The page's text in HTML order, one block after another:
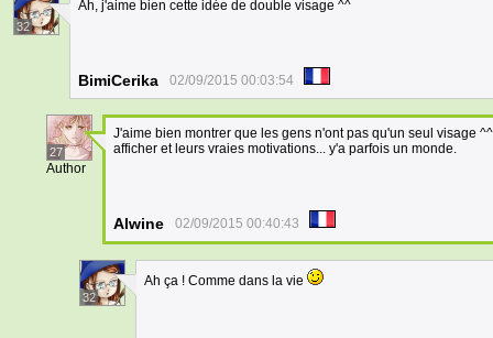
32
Ah, j'aime bien cette idée de double visage ^^
BimiCerika 02/09/2015 00:03:54
27
Author
J'aime bien montrer que les gens n'ont pas qu'un seul visage
afficher et leurs vraies motivations... y'a parfois un monde.
Alwine 02/09/2015 00:40:43
32
Ah ça ! Comme dans la vie